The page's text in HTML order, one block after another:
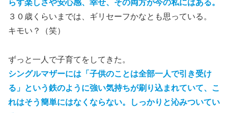
らす楽しさや安心感、幸せ、その両方が今の私にはある。
３０歳くらいまでは、ギリセーフかなとも思っている。
キモい？（笑）
ずっと一人で子育てをしてきた。
シングルマザーには「子供のことは全部一人で引き受け
る」という鉄のように強い気持ちが刷り込まれていて、こ
れはそう簡単にはなくならない。しっかりと沁みついてい